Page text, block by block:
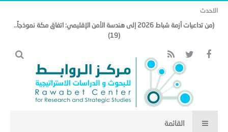
الاحدث
(من تداعيات أزمة شباط 2026 إلى هندسة الأمن الإقليمي: اتفاق مكة نموذجاً..
(19)